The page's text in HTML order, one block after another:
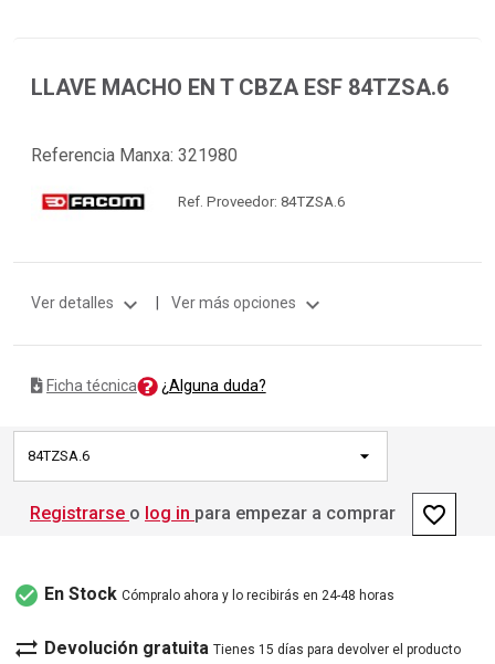
LLAVE MACHO EN T CBZA ESF 84TZSA.6
Referencia Manxa: 321980
Ref. Proveedor: 84TZSA.6
Ver detalles expand_more Ver más opciones expand_more
Ficha técnica ¿Alguna duda?
84TZSA.6
Registrarse o log in para empezar a comprar favorite_border
check_circle En Stock Cómpralo ahora y lo recibirás en 24-48 horas
sync_alt Devolución gratuita Tienes 15 días para devolver el producto